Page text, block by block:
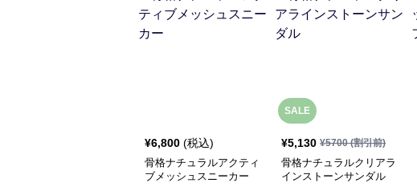
¥6,800 (税込)
骨格ナチュラルアクティ
ブメッシュスニーカー
SALE
¥5,130 ¥5700(割引前)
骨格ナチュラルクリアラ
インストーンサンダル